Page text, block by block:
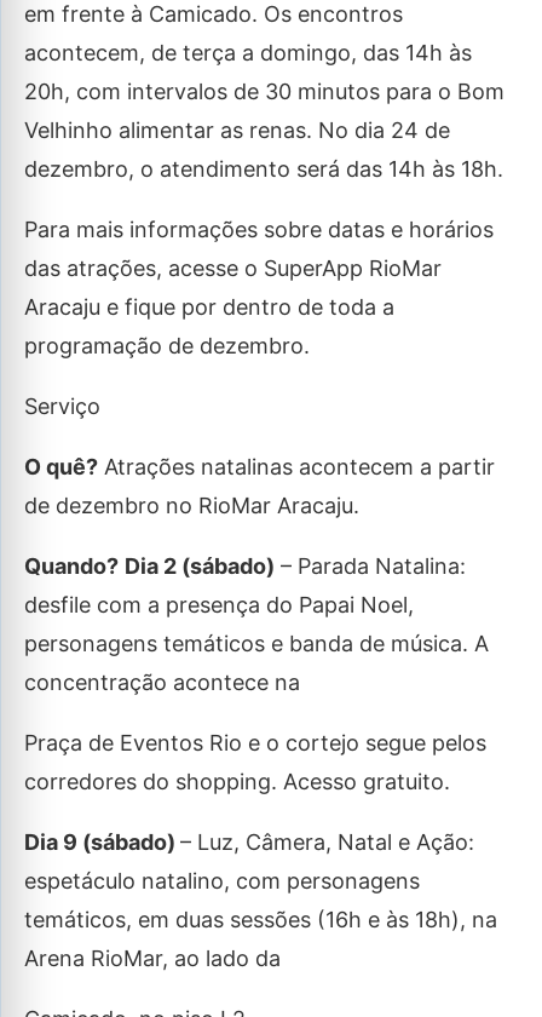
em frente à Camicado. Os encontros
acontecem, de terça a domingo, das 14h às
20h, com intervalos de 30 minutos para o Bom
Velhinho alimentar as renas. No dia 24 de
dezembro, o atendimento será das 14h às 18h.
Para mais informações sobre datas e horários
das atrações, acesse o SuperApp RioMar
Aracaju e fique por dentro de toda a
programação de dezembro.
Serviço
O quê? Atrações natalinas acontecem a partir
de dezembro no RioMar Aracaju.
Quando? Dia 2 (sábado) – Parada Natalina:
desfile com a presença do Papai Noel,
personagens temáticos e banda de música. A
concentração acontece na
Praça de Eventos Rio e o cortejo segue pelos
corredores do shopping. Acesso gratuito.
Dia 9 (sábado) – Luz, Câmera, Natal e Ação:
espetáculo natalino, com personagens
temáticos, em duas sessões (16h e às 18h), na
Arena RioMar, ao lado da